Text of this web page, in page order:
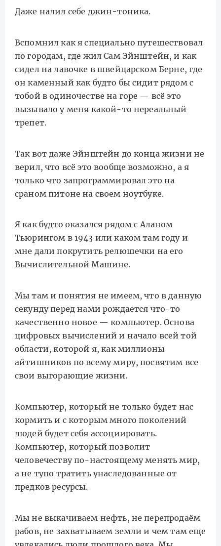
Даже налил себе джин-тоника.
Вспомнил как я специально путешествовал
по городам, где жил Сам Эйнштейн, и как
сидел на лавочке в швейцарском Берне, где
он каменный как будто бы сидит рядом с
тобой в одиночестве на горе — всё это
вызывало у меня какой-то нереальный
трепет.
Так вот даже Эйнштейн до конца жизни не
верил, что всё это вообще возможно, а я
только что запрограммировал это на
сраном питоне на своем ноутбуке.
Я как будто оказался рядом с Аланом
Тьюрингом в 1943 или каком там году и
мне дали покрутить релюшечки на его
Вычислительной Машине.
Мы там и понятия не имеем, что в данную
секунду перед нами рождается что-то
качественно новое — компьютер. Основа
цифровых вычислений и начало всей той
области, которой я, как миллионы
айтишников по всему миру, посвятим все
свои выгорающие жизни.
Компьютер, который не только будет нас
кормить и с которым много поколений
людей будет себя ассоциировать.
Компьютер, который позволит
человечеству по-настоящему менять мир,
а не тупо тратить унаследованные от
предков ресурсы.
Мы не выкачиваем нефть, не перепродаём
рабов, не захватываем земли и чем там еще